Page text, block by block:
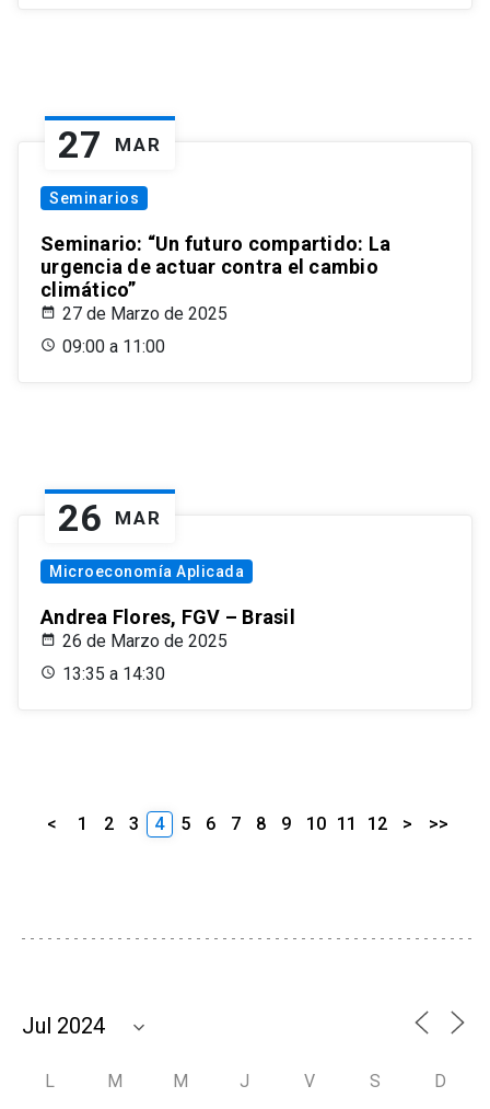
27 MAR
Seminarios
Seminario: “Un futuro compartido: La
urgencia de actuar contra el cambio
climático”
27 de Marzo de 2025
09:00 a 11:00
26 MAR
Microeconomía Aplicada
Andrea Flores, FGV – Brasil
26 de Marzo de 2025
13:35 a 14:30
< 1 2 3 4 5 6 7 8 9 10 11 12 > >>
L M M J V S D